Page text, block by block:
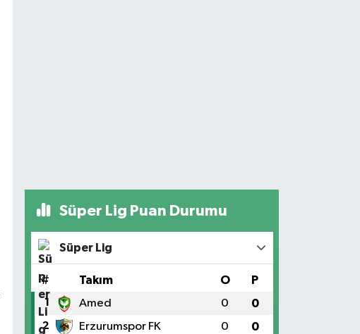
Süper Lig Puan Durumu
Süper Lig
# Takım O P
1 Amed 0 0
2 Erzurumspor FK 0 0